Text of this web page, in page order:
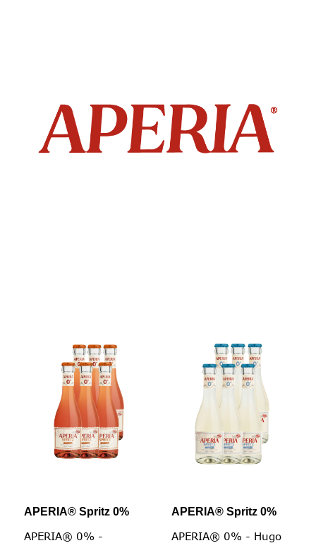
APERIA® Spritz 0%
APERIA® 0% -
APERIA® Spritz 0%
APERIA® 0% - Hugo